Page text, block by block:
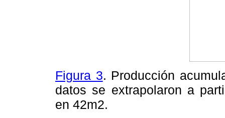
Figura 3. Producción
datos se extrapolaron a
en 42m2.